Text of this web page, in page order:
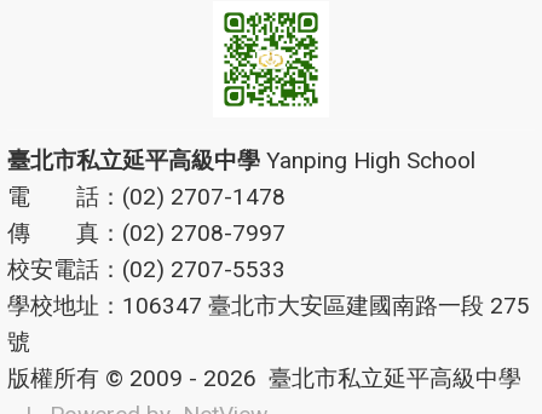
臺北市私立延平高級中學 Yanping High School
電 話：(02) 2707-1478
傳 真：(02) 2708-7997
校安電話：(02) 2707-5533
學校地址：106347 臺北市大安區建國南路一段 275
號
版權所有 © 2009 - 2026 臺北市私立延平高級中學